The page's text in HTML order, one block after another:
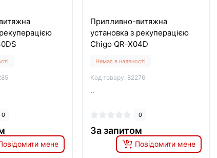
0
мене
Припливно-витяжна
установка з рекуперацією
Chigo QR-X04D
Немає в наявності
Код товару: 82276
..
0
За запитом
Повідомити мене